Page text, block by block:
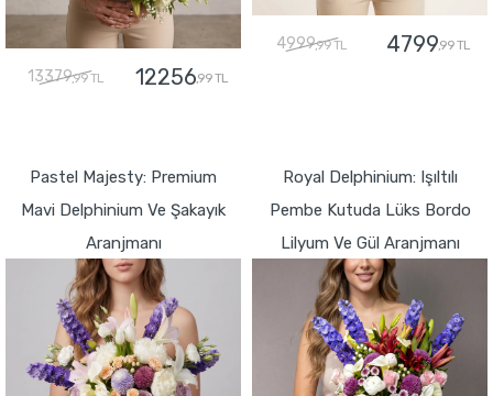
13379,99 TL 12256,99 TL
4999,99 TL 4799,99 TL
Pastel Majesty: Premium
Mavi Delphinium Ve Şakayık
Aranjmanı
Royal Delphinium: Işıltılı
Pembe Kutuda Lüks Bordo
Lilyum Ve Gül Aranjmanı